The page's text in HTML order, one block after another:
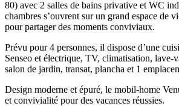
80) avec 2 salles de bains privative et WC
chambres s’ouvrent sur un grand espace de
pour partager des moments conviviaux.
Prévu pour 4 personnes, il dispose d’une
Senseo et électrique, TV, climatisation, lave-
salon de jardin, transat, plancha et 1
Design moderne et épuré, le mobil-home
et convivialité pour des vacances réussies.